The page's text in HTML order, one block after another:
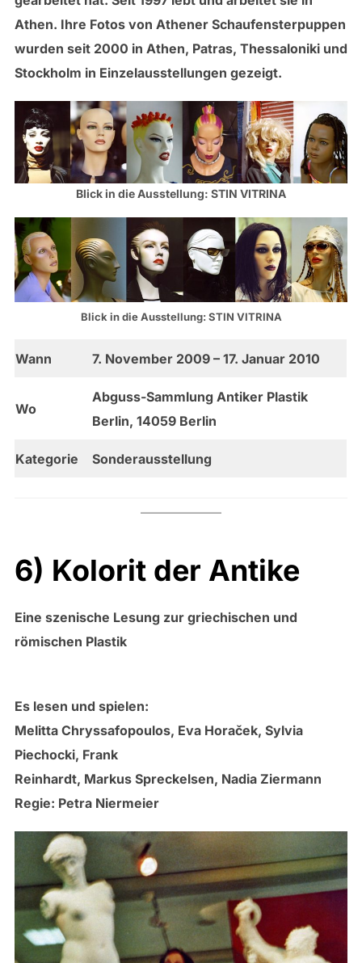
Athen. Ihre Fotos von Athener Schaufensterpuppen
wurden seit 2000 in Athen, Patras, Thessaloniki und
Stockholm in Einzelausstellungen gezeigt.
Blick in die Ausstellung: STIN VITRINA
Blick in die Ausstellung: STIN VITRINA
Wann 7. November 2009 – 17. Januar 2010
Wo
Abguss-Sammlung Antiker Plastik
Berlin, 14059 Berlin
Kategorie Sonderausstellung
6) Kolorit der Antike
Eine szenische Lesung zur griechischen und
römischen Plastik
Es lesen und spielen:
Melitta Chryssafopoulos, Eva Horaček, Sylvia
Piechocki, Frank
Reinhardt, Markus Spreckelsen, Nadia Ziermann
Regie: Petra Niermeier